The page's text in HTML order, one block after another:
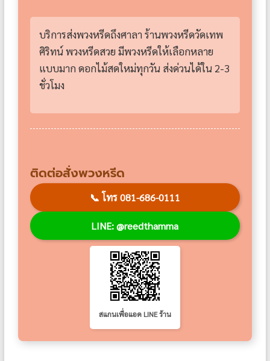
บริการส่งพวงหรีดถึงศาลา ร้านพวงหรีดวัดเทพ
ศิริทน์ พวงหรีดสวย มีพวงหรีดให้เลือกหลาย
แบบมาก ดอกไม้สดใหม่ทุกวัน ส่งด่วนได้ใน 2-3
ชั่วโมง
ติดต่อสั่งพวงหรีด
📞 โทร 081-686-0111
LINE: @reedthamma
สแกนเพื่อแอด LINE ร้าน